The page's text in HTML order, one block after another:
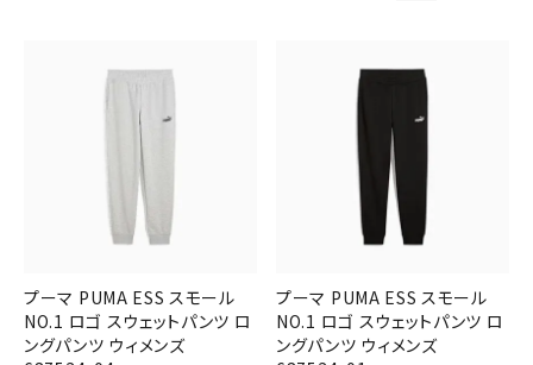
プーマ PUMA ESS スモール
NO.1 ロゴ スウェットパンツ ロ
ングパンツ ウィメンズ
プーマ PUMA ESS スモール
NO.1 ロゴ スウェットパンツ ロ
ングパンツ ウィメンズ